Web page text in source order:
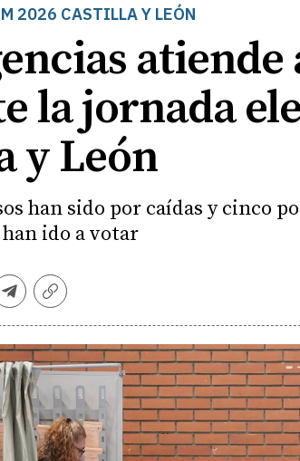
2026 CASTILLA Y LEÓN
la jornada
y León
han sido por caídas y cinco
ido a votar
Telegram
Copiar